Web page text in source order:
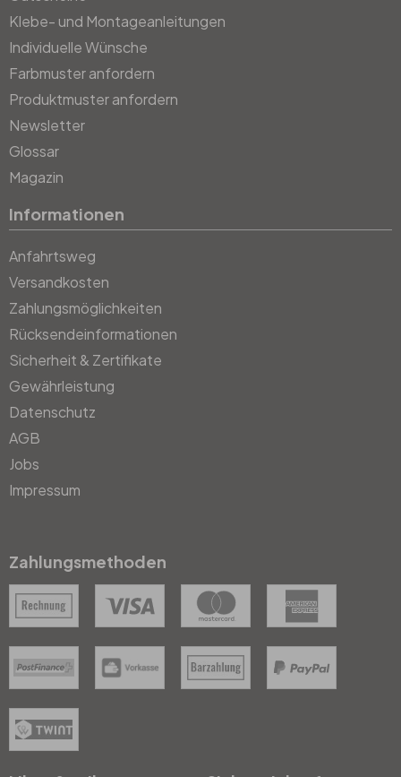
Klebe- und Montageanleitungen
Individuelle Wünsche
Farbmuster anfordern
Produktmuster anfordern
Newsletter
Glossar
Magazin
Informationen
Anfahrtsweg
Versandkosten
Zahlungsmöglichkeiten
Rücksendeinformationen
Sicherheit & Zertifikate
Gewährleistung
Datenschutz
AGB
Jobs
Impressum
Zahlungsmethoden